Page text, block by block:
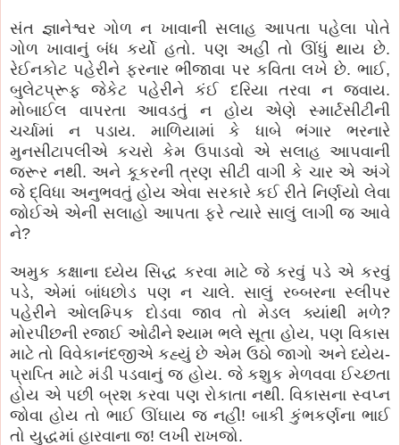
સંત જ્ઞાનેશ્વર ગોળ ન ખાવાની સલાહ આપતા પહેલા પોતે
ગોળ ખાવાનું બંધ કર્યો હતો. પણ અહીં તો ઊંધું થાય છે.
રેઈનકોટ પહેરીને ફરનાર ભીંજાવા પર કવિતા લખે છે. ભાઈ,
બુલેટપ્રૂફ જેકેટ પહેરીને કંઈ દરિયા તરવા ન જવાય.
મોબાઈલ વાપરતા આવડતું ન હોય એણે સ્માર્ટસીટીની
ચર્ચામાં ન પડાય. માળિયામાં કે ધાબે ભંગાર ભરનારે
મુનસીટાપલીએ કચરો કેમ ઉપાડવો એ સલાહ આપવાની
જરૂર નથી. અને કૂકરની ત્રણ સીટી વાગી કે ચાર એ અંગે
જે દ્વિધા અનુભવતું હોય એવા સરકારે કઈ રીતે નિર્ણયો લેવા
જોઈએ એની સલાહો આપતા ફરે ત્યારે સાલું લાગી જ આવે
ને?
અમુક કક્ષાના ધ્યેય સિદ્ધ કરવા માટે જે કરવું પડે એ કરવું
પડે, એમાં બાંધછોડ પણ ન ચાલે. સાલું રબ્બરના સ્લીપર
પહેરીને ઓલમ્પિક દોડવા જાવ તો મેડલ ક્યાંથી મળે?
મોરપીંછની રજાઈ ઓઢીને શ્યામ ભલે સૂતા હોય, પણ વિકાસ
માટે તો વિવેકાનંદજીએ કહ્યું છે એમ ઉઠો જાગો અને ધ્યેય-
પ્રાપ્તિ માટે મંડી પડવાનું જ હોય. જે કશુક મેળવવા ઈચ્છતા
હોય એ પછી બ્રશ કરવા પણ રોકાતા નથી. વિકાસના સ્વપ્ન
જોવા હોય તો ભાઈ ઊંઘાય જ નહીં! બાકી કુંભકર્ણના ભાઈ
તો યુદ્ધમાં હારવાના જ! લખી રાખજો.